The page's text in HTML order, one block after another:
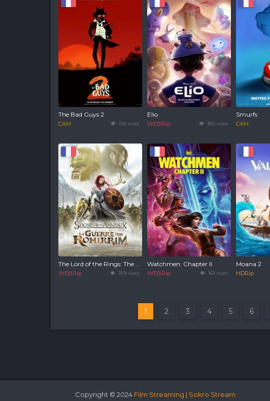
145 vues
The Bad Guys 2
CAM 160 vues
Elio
WEBRip
Smurfs
CAM
169 vues
The Lord of the Rings: The War of the Rohirrim
WEBRip 161 vues
Watchmen: Chapter II
WEBRip
Moana 2
HDRip
1 2 3 4 5 6
Copyright © 2024 Film Streaming | Sokro Stream.